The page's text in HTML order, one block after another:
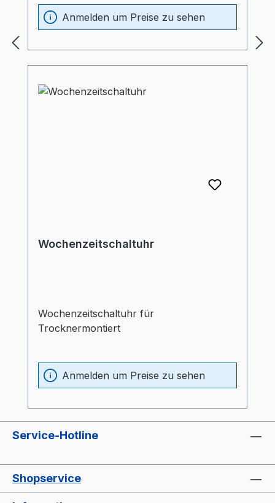
(Absenktemperatur nach eingestellter
Zeit)
Anmelden um Preise zu sehen
Wochenzeitschaltuhr
Wochenzeitschaltuhr für
Trocknermontiert
Anmelden um Preise zu sehen
Service-Hotline
Shopservice